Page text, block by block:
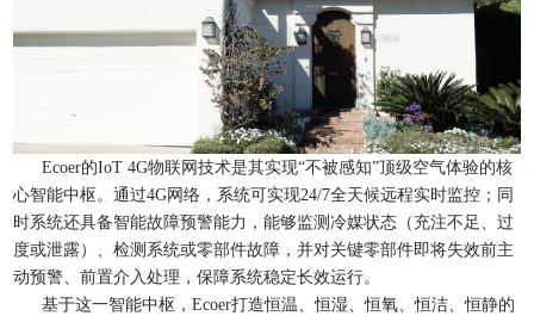
Ecoer的IoT 4G物联网技术是其实现“不被感知”顶级空气体验的核
心智能中枢。通过4G网络，系统可实现24/7全天候远程实时监控；同
时系统还具备智能故障预警能力，能够监测冷媒状态（充注不足、过
度或泄露）、检测系统或零部件故障，并对关键零部件即将失效前主
动预警、前置介入处理，保障系统稳定长效运行。
基于这一智能中枢，Ecoer打造恒温、恒湿、恒氧、恒洁、恒静的